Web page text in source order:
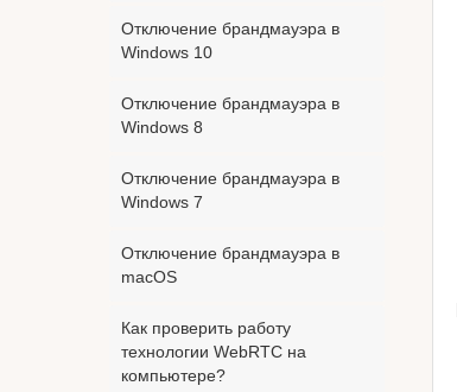
Отключение брандмауэра в
Windows 10
Отключение брандмауэра в
Windows 8
Отключение брандмауэра в
Windows 7
Отключение брандмауэра в
macOS
Как проверить работу
технологии WebRTC на
компьютере?